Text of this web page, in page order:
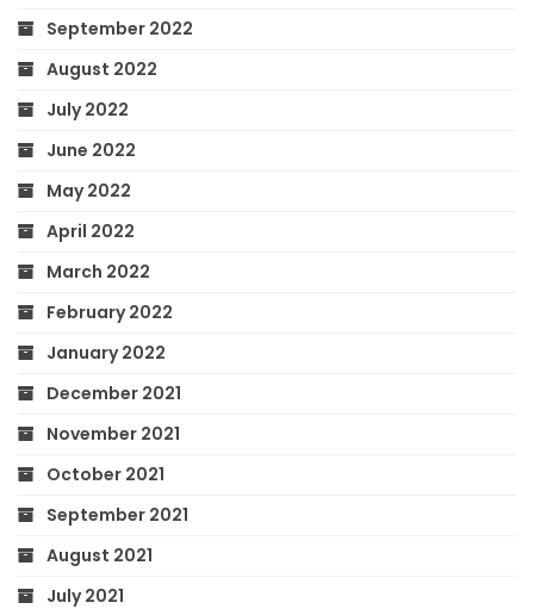
September 2022
August 2022
July 2022
June 2022
May 2022
April 2022
March 2022
February 2022
January 2022
December 2021
November 2021
October 2021
September 2021
August 2021
July 2021